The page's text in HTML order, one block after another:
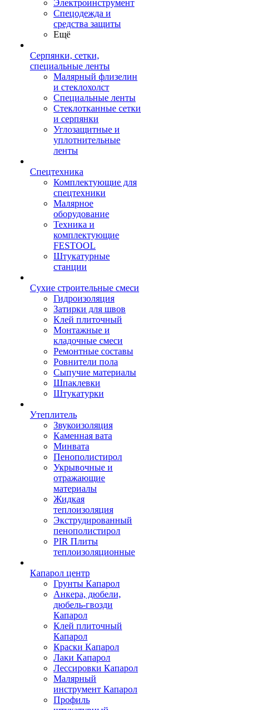
Электроинструмент
Спецодежда и
средства защиты
Ещё
Серпянки, сетки,
специальные ленты
Малярный флизелин
и стеклохолст
Специальные ленты
Стеклотканные сетки
и серпянки
Углозащитные и
уплотнительные
ленты
Спецтехника
Комплектующие для
спецтехники
Малярное
оборудование
Техника и
комплектующие
FESTOOL
Штукатурные
станции
Сухие строительные смеси
Гидроизоляция
Затирки для швов
Клей плиточный
Монтажные и
кладочные смеси
Ремонтные составы
Ровнители пола
Сыпучие материалы
Шпаклевки
Штукатурки
Утеплитель
Звукоизоляция
Каменная вата
Минвата
Пенополистирол
Укрывочные и
отражающие
материалы
Жидкая
теплоизоляция
Экструдированный
пенополистирол
PIR Плиты
теплоизоляционные
Капарол центр
Грунты Капарол
Анкера, дюбели,
дюбель-гвозди
Капарол
Клей плиточный
Капарол
Краски Капарол
Лаки Капарол
Лессировки Капарол
Малярный
инструмент Капарол
Профиль